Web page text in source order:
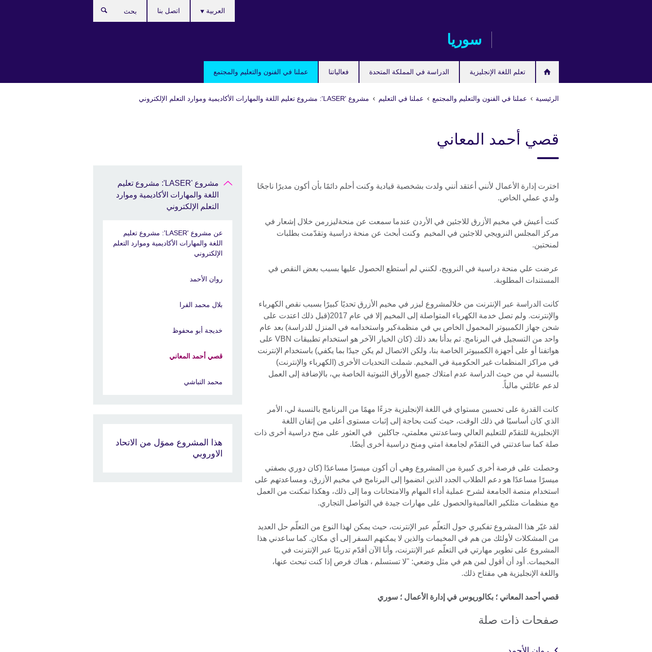
سوريا
تعلم اللغة الإنجليزية الدراسة في المملكة المتحدة فعالياتنا عملنا في الفنون والتعليم والمجتمع
العربية اتصل بنا
الرئيسية عملنا في الفنون والتعليم والمجتمع عملنا في التعليم مشروع 'LASER': مشروع تعليم اللغة والمهارات الأكاديمية وموارد التعلم الإلكتروني
قصي أحمد المعاني
اخترت إدارة الأعمال لأنني أعتقد أنني ولدت بشخصية قيادية وكنت أحلم دائمًا بأن أكون مديرًا ناجحًا
ولدي عملي الخاص.
كنت أعيش في مخيم الأزرق للاجئين في الأردن عندما سمعت عن منحةليزرمن خلال إشعار في
مركز المجلس النرويجي للاجئين في المخيم وكنت أبحث عن منحة دراسية وتقدّمت بطلبات
لمنحتين.
عرضت علي منحة دراسية في النرويج، لكنني لم أستطع الحصول عليها بسبب بعض النقص في
المستندات المطلوبة.
كانت الدراسة عبر الإنترنت من خلالمشروع ليزر في مخيم الأزرق تحديًا كبيرًا بسبب نقص الكهرباء
والإنترنت. ولم تصل خدمة الكهرباء المتواصلة إلى المخيم إلا في عام 2017(قبل ذلك اعتدت على
شحن جهاز الكمبيوتر المحمول الخاص بي في منظمةكير واستخدامه في المنزل للدراسة) بعد عام
واحد من التسجيل في البرنامج. ثم بدأنا بعد ذلك (كان الخيار الآخر هو استخدام تطبيقات VBN على
هواتفنا أو على أجهزة الكمبيوتر الخاصة بنا، ولكن الاتصال لم يكن جيدًا بما يكفي) باستخدام الإنترنت
في مراكز المنظمات غير الحكومية في المخيم. شملت التحديات الأخرى (الكهرباء والإنترنت)
بالنسبة لي من حيث الدراسة عدم امتلاك جميع الأوراق الثبوتية الخاصة بي، بالإضافة إلى العمل
لدعم عائلتي مالياً.
كانت القدرة على تحسين مستواي في اللغة الإنجليزية جزءًا مهمًا من البرنامج بالنسبة لي، الأمر
الذي كان أساسيًا في ذلك الوقت، حيث كنت بحاجة إلى إثبات مستوى أعلى من إتقان اللغة
الإنجليزية للتقدّم للتعليم العالي وساعدتني معلمتي، جاكلين في العثور على منح دراسية أخرى ذات
صلة كما ساعدتني في التقدّم لجامعة امتي ومنح دراسية أخرى أيضًا.
وحصلت على فرصة أخرى كبيرة من المشروع وهي أن أكون ميسرًا مساعدًا (كان دوري بصفتي
ميسرًا مساعدًا هو دعم الطلاب الجدد الذين انضموا إلى البرنامج في مخيم الأزرق، ومساعدتهم على
استخدام منصة الجامعة لشرح عملية أداء المهام والامتحانات وما إلى ذلك، وهكذا تمكنت من العمل
مع منظمات مثلكير العالميةوالحصول على مهارات جيدة في التواصل التجاري.
لقد غيّر هذا المشروع تفكيري حول التعلّم عبر الإنترنت، حيث يمكن لهذا النوع من التعلّم حل العديد
من المشكلات لأولئك من هم في المخيمات والذين لا يمكنهم السفر إلى أي مكان. كما ساعدني هذا
المشروع على تطوير مهارتي في التعلّم عبر الإنترنت، وأنا الآن أقدّم تدريبًا عبر الإنترنت في
المخيمات. أود أن أقول لمن هم في مثل وضعي: "لا تستسلم ، هناك فرص إذا كنت تبحث عنها،
واللغة الإنجليزية هي مفتاح ذلك.
قصي أحمد المعاني ؛ بكالوريوس في إدارة الأعمال ؛ سوري
صفحات ذات صلة
مشروع 'LASER': مشروع تعليم
اللغة والمهارات الأكاديمية وموارد
التعلم الإلكتروني
عن مشروع 'LASER': مشروع تعليم
اللغة والمهارات الأكاديمية وموارد التعلم
الإلكتروني
روان الأحمد
بلال محمد الفرا
خديجة أبو محفوظ
قصي أحمد المعاني
محمد التباشي
هذا المشروع مموَل من الاتحاد
الاوروبي